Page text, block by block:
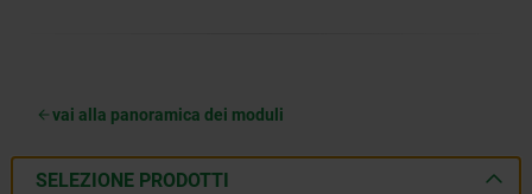
vai alla panoramica dei moduli
SELEZIONE PRODOTTI